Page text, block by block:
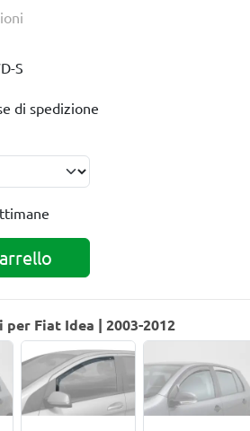
S
di spedizione
Fiat Idea | 2003-2012